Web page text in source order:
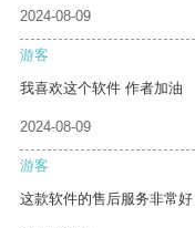
2024-08-09
游客
我喜欢这个软件 作者加油
2024-08-09
游客
这款软件的售后服务非常